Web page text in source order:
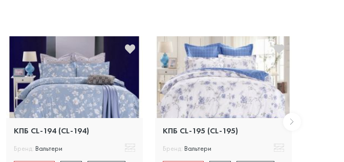
КПБ CL-194 (CL-194)
Бренд: Вальтери
КПБ CL-195 (CL-195)
Бренд: Вальтери